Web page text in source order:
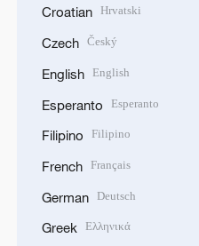
Croatian Hrvatski
Czech Český
English English
Esperanto Esperanto
Filipino Filipino
French Français
German Deutsch
Greek Ελληνικά